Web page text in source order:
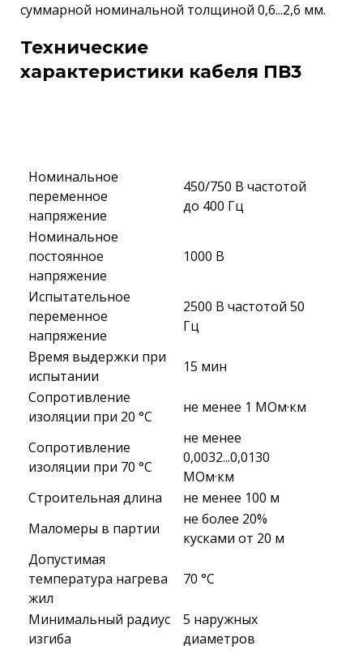
суммарной номинальной толщиной 0,6...2,6 мм.
Технические
характеристики кабеля ПВ3
Номинальное
переменное
напряжение
450/750 В частотой
до 400 Гц
Номинальное
постоянное
напряжение
1000 В
Испытательное
переменное
напряжение
2500 В частотой 50
Гц
Время выдержки при
испытании
15 мин
Сопротивление
изоляции при 20 °С
не менее 1 МОм·км
Сопротивление
изоляции при 70 °С
не менее
0,0032...0,0130
МОм·км
Строительная длина
не менее 100 м
Маломеры в партии
не более 20%
кусками от 20 м
Допустимая
температура нагрева
жил
70 °C
Минимальный радиус
изгиба
5 наружных
диаметров